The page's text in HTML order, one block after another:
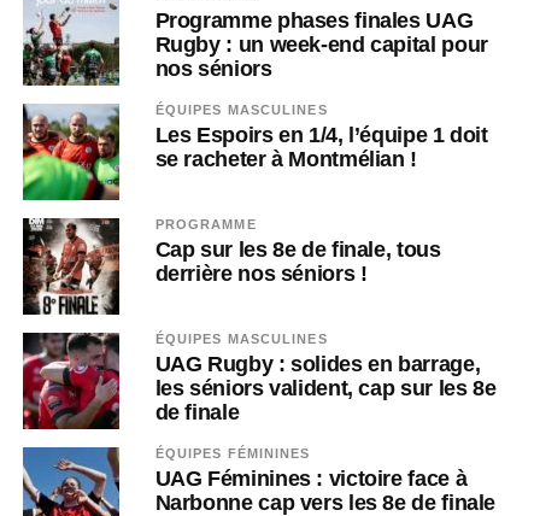
Programme phases finales UAG
Rugby : un week-end capital pour
nos séniors
ÉQUIPES MASCULINES
Les Espoirs en 1/4, l’équipe 1 doit
se racheter à Montmélian !
PROGRAMME
Cap sur les 8e de finale, tous
derrière nos séniors !
ÉQUIPES MASCULINES
UAG Rugby : solides en barrage,
les séniors valident, cap sur les 8e
de finale
ÉQUIPES FÉMININES
UAG Féminines : victoire face à
Narbonne cap vers les 8e de finale